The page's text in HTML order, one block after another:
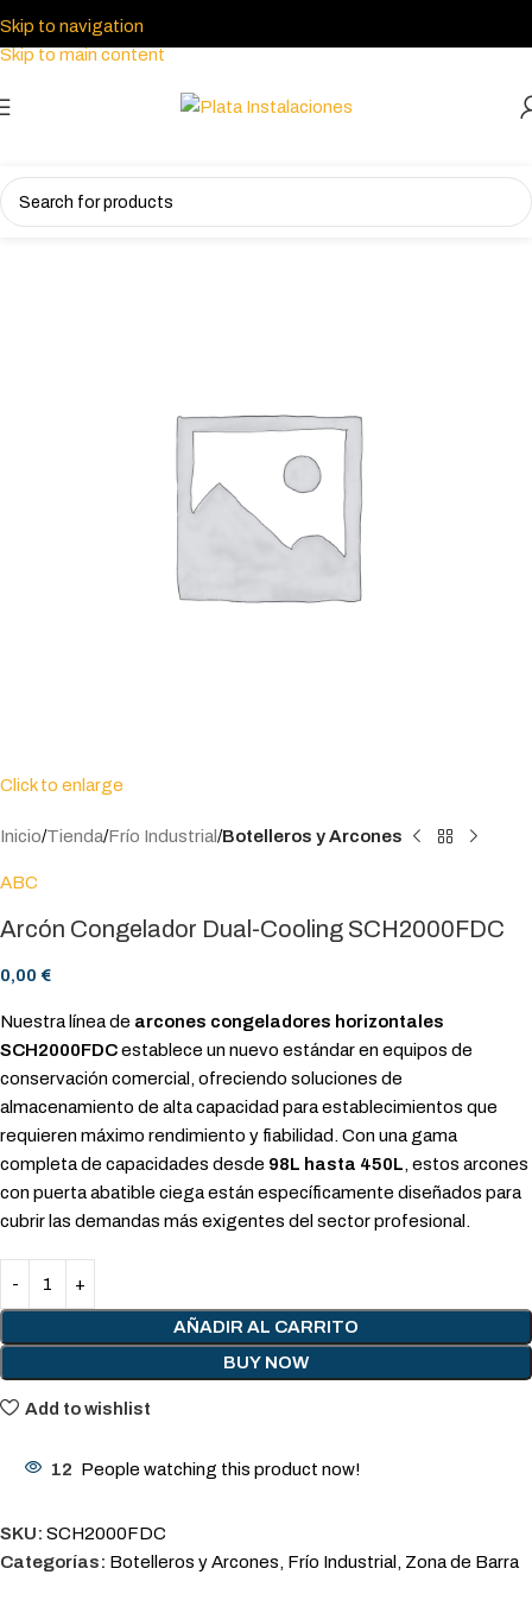
Skip to navigation
Skip to main content
Click to enlarge
Inicio Tienda Frío Industrial Botelleros y Arcones
ABC
Arcón Congelador Dual-Cooling SCH2000FDC
0,00 €
Nuestra línea de arcones congeladores horizontales
SCH2000FDCestablece un nuevo estándar en equipos de
conservación comercial, ofreciendo soluciones de
almacenamiento de alta capacidad para establecimientos que
requieren máximo rendimiento y fiabilidad. Con una gama
completa de capacidades desde 98L hasta 450L, estos arcones
con puerta abatible ciega están específicamente diseñados para
cubrir las demandas más exigentes del sector profesional.
AÑADIR AL CARRITO
BUY NOW
Add to wishlist
12 People watching this product now!
SKU: SCH2000FDC
Categorías: Botelleros y Arcones, Frío Industrial , Zona de Barra